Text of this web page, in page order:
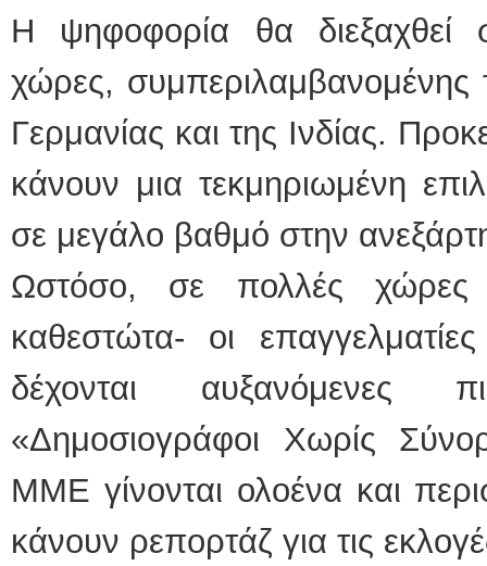
Η ψηφοφορία θα διεξαχθεί
χώρες,
Γερμανίας και της Ινδίας.
κάνουν μια τεκμηριωμένη
σε μεγάλο βαθμό στην
Ωστόσο, σε πολλές χώρες -
καθεστώτα- οι
δέχονται αυξανόμενες
«Δημοσιογράφοι Χωρίς
ΜΜΕ γίνονται ολοένα και
κάνουν ρεπορτάζ για τις